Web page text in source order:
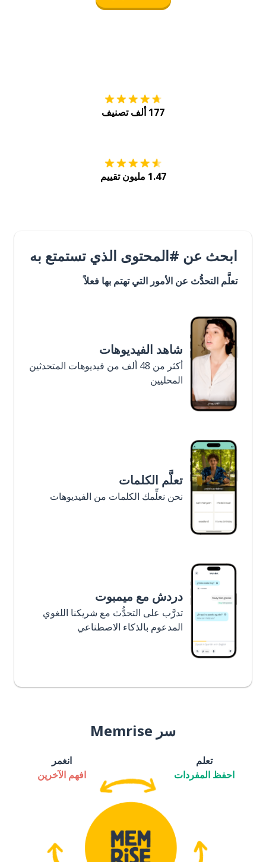
177 ألف تصنيف
1.47 مليون تقييم
ابحث عن #المحتوى الذي تستمتع به
تعلَّم التحدُّث عن الأمور التي تهتم بها فعلاً
شاهد الفيديوهات
أكثر من 48 ألف من فيديوهات المتحدثين
المحليين
تعلَّم الكلمات
نحن نعلِّمك الكلمات من الفيديوهات
دردش مع ميمبوت
تدرَّب على التحدُّث مع شريكنا اللغوي
المدعوم بالذكاء الاصطناعي
سر Memrise
تعلم
احفظ المفردات
انغمر
افهم الآخرين